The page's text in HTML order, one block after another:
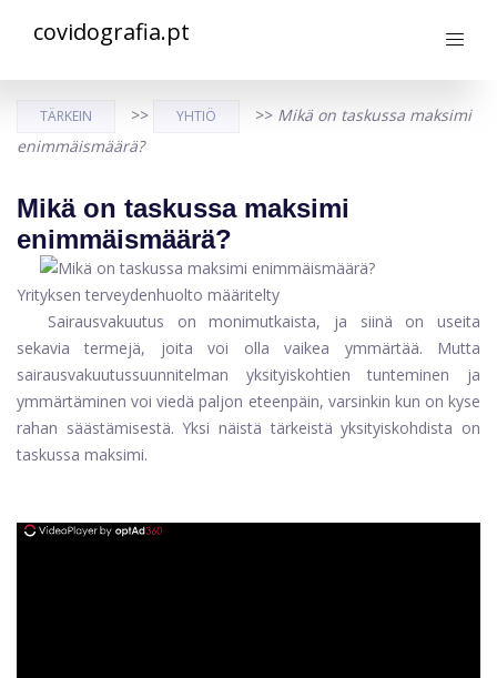
covidografia.pt
TÄRKEIN >> YHTIÖ >> Mikä on taskussa maksimi
enimmäismäärä?
Mikä on taskussa maksimi
enimmäismäärä?
Yrityksen terveydenhuolto määritelty
Sairausvakuutus on monimutkaista, ja siinä on useita
sekavia termejä, joita voi olla vaikea ymmärtää. Mutta
sairausvakuutussuunnitelman yksityiskohtien tunteminen ja
ymmärtäminen voi viedä paljon eteenpäin, varsinkin kun on kyse
rahan säästämisestä. Yksi näistä tärkeistä yksityiskohdista on
taskussa maksimi.